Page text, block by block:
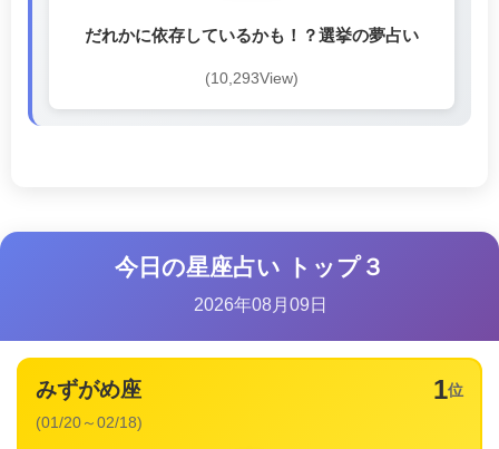
だれかに依存しているかも！？選挙の夢占い
(10,293View)
今日の星座占い トップ３
2026年08月09日
1位
みずがめ座
(01/20～02/18)